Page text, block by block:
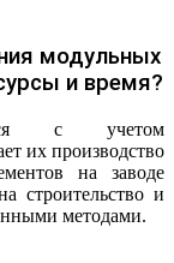
модульных
и время?
с учетом
их производство
на заводе
строительство и
методами.